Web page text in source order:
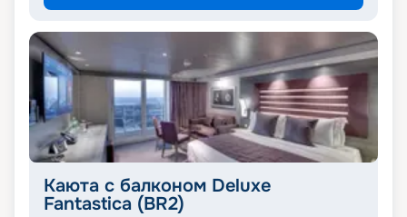
Каюта с балконом Deluxe
Fantastica (BR2)